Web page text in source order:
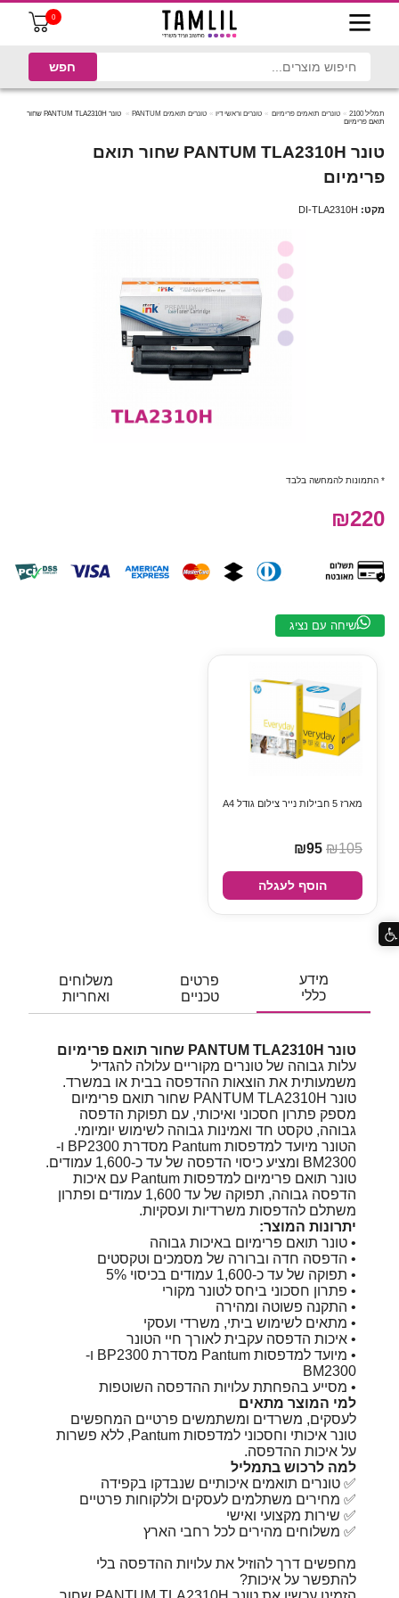
0
תמליל 2100 טונרים תואמים פרימיום טונרים וראשי דיו טונרים תואמים PANTUM
טונר PANTUM TLA2310H שחור
תואם פרימיום
טונר PANTUM TLA2310H שחור תואם
פרימיום
מקט: DI-TLA2310H
* התמונות להמחשה בלבד
₪220
שיחה עם נציג
מארז 5 חבילות נייר צילום גודל A4
₪105
הוסף לעגלה
מידע
כללי
פרטים
טכניים
משלוחים
ואחריות
טונר PANTUM TLA2310H שחור תואם פרימיום
עלות גבוהה של טונרים מקוריים עלולה להגדיל
משמעותית את הוצאות ההדפסה בבית או במשרד.
טונר PANTUM TLA2310H שחור תואם פרימיום
מספק פתרון חסכוני ואיכותי, עם תפוקת הדפסה
גבוהה, טקסט חד ואמינות גבוהה לשימוש יומיומי.
הטונר מיועד למדפסות Pantum מסדרת BP2300 ו-
BM2300 ומציע כיסוי הדפסה של עד כ-1,600 עמודים.
טונר תואם פרימיום למדפסות Pantum עם איכות
הדפסה גבוהה, תפוקה של עד 1,600 עמודים ופתרון
משתלם להדפסות משרדיות ועסקיות.
יתרונות המוצר:
• טונר תואם פרימיום באיכות גבוהה
• הדפסה חדה וברורה של מסמכים וטקסטים
• תפוקה של עד כ-1,600 עמודים בכיסוי 5%
• פתרון חסכוני ביחס לטונר מקורי
• התקנה פשוטה ומהירה
• מתאים לשימוש ביתי, משרדי ועסקי
• איכות הדפסה עקבית לאורך חיי הטונר
• מיועד למדפסות Pantum מסדרת BP2300 ו-
BM2300
• מסייע בהפחתת עלויות ההדפסה השוטפות
למי המוצר מתאים
לעסקים, משרדים ומשתמשים פרטיים המחפשים
טונר איכותי וחסכוני למדפסות Pantum, ללא פשרות
על איכות ההדפסה.
למה לרכוש בתמליל
✅ טונרים תואמים איכותיים שנבדקו בקפידה
✅ מחירים משתלמים לעסקים וללקוחות פרטיים
✅ שירות מקצועי ואישי
✅ משלוחים מהירים לכל רחבי הארץ
מחפשים דרך להוזיל את עלויות ההדפסה בלי
להתפשר על איכות?